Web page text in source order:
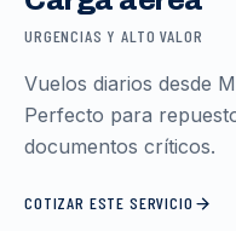
URGENCIAS Y ALTO VALOR
Vuelos diarios desde
Perfecto para
documentos críticos.
COTIZAR ESTE SERVICIO